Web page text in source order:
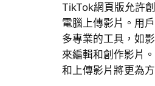
TikTok網頁版允許
電腦上傳影片。用
多專業的工具，如
來編輯和創作影片
和上傳影片將更為方